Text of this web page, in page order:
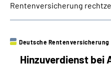
Rentenversicherung
Hinzuverdienst bei
Deutsche Rentenversicherung